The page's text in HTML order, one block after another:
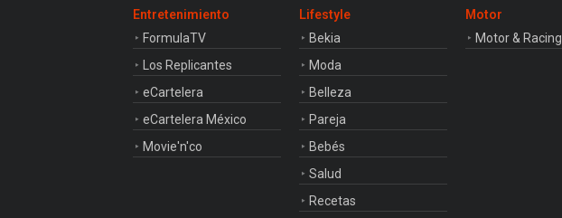
Entretenimiento
FormulaTV
Los Replicantes
eCartelera
eCartelera México
Movie'n'co
Lifestyle
Bekia
Moda
Belleza
Pareja
Bebés
Salud
Recetas
Motor
Motor & Racing